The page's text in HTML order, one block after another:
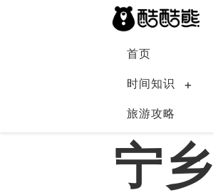
首页
时间知识
旅游攻略
中国
宁乡